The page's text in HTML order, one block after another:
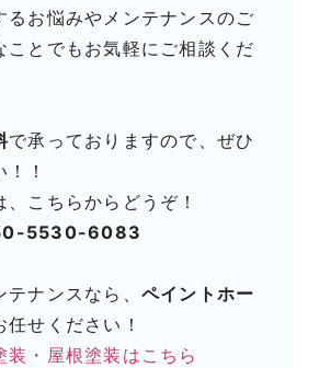
るお悩みやメンテナンスのご
ことでもお気軽にご相談くだ
で承っておりますので、ぜひ
！
こちらからどうぞ！
5530-6083
ナンスなら、 ペイントホー
任せください！
装・屋根塗装はこちら